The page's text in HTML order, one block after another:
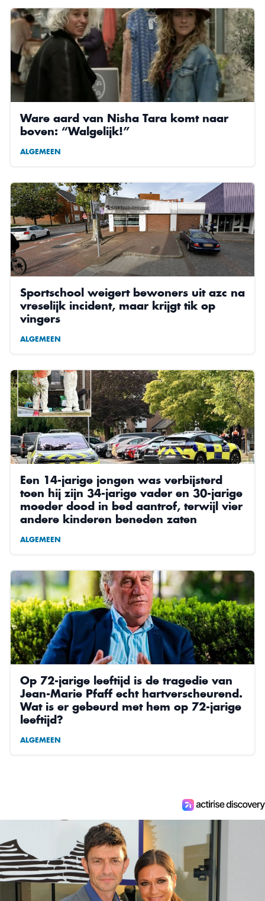
Ware aard van Nisha Tara komt naar
boven: “Walgelijk!”
ALGEMEEN
Sportschool weigert bewoners uit azc na
vreselijk incident, maar krijgt tik op
vingers
ALGEMEEN
Een 14-jarige jongen was verbijsterd
toen hij zijn 34-jarige vader en 30-jarige
moeder dood in bed aantrof, terwijl vier
andere kinderen beneden zaten
ALGEMEEN
Op 72-jarige leeftijd is de tragedie van
Jean-Marie Pfaff echt hartverscheurend.
Wat is er gebeurd met hem op 72-jarige
leeftijd?
ALGEMEEN